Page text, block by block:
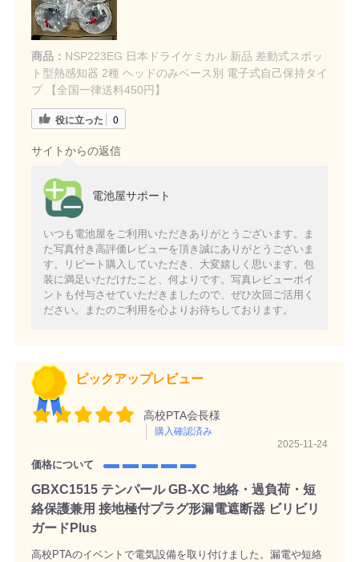
商品： NSP223EG 日本ドライケミカル 新品 差動式スポッ
ト型熱感知器 2種 ヘッドのみベース別 電子式自己保持タイ
プ 【全国一律送料450円】
役に立った 0
サイトからの返信
電池屋サポート
いつも電池屋をご利用いただきありがとうございます。ま
た写真付き高評価レビューを頂き誠にありがとうございま
す。リピート購入していただき、大変嬉しく思います。包
装に満足いただけたこと、何よりです。写真レビューポイ
ントも付与させていただきましたので、ぜひ次回ご活用く
ださい。またのご利用を心よりお待ちしております。
ピックアップレビュー
高校PTA会長様
購入確認済み
2025-11-24
価格について
GBXC1515 テンパール GB-XC 地絡・過負荷・短
絡保護兼用 接地極付プラグ形漏電遮断器 ビリビリ
ガードPlus
高校PTAのイベントで電気設備を取り付けました。漏電や短絡